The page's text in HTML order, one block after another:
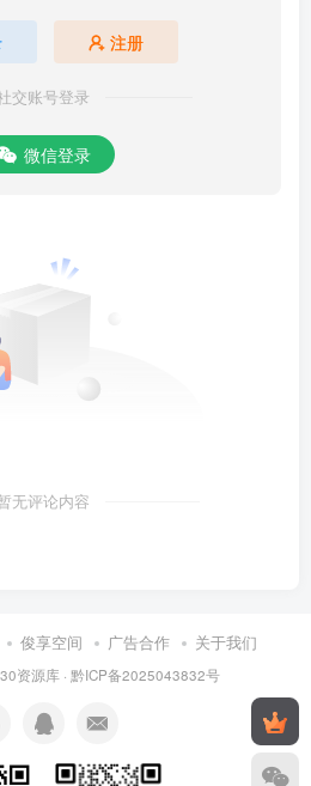
注册
交账号登录
微信登录
无评论内容
俊享空间 广告合作 关于我们
资源库· 黔ICP备2025043832号